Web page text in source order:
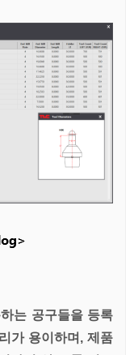
는 공구들을 등록
가 용이하며, 제품